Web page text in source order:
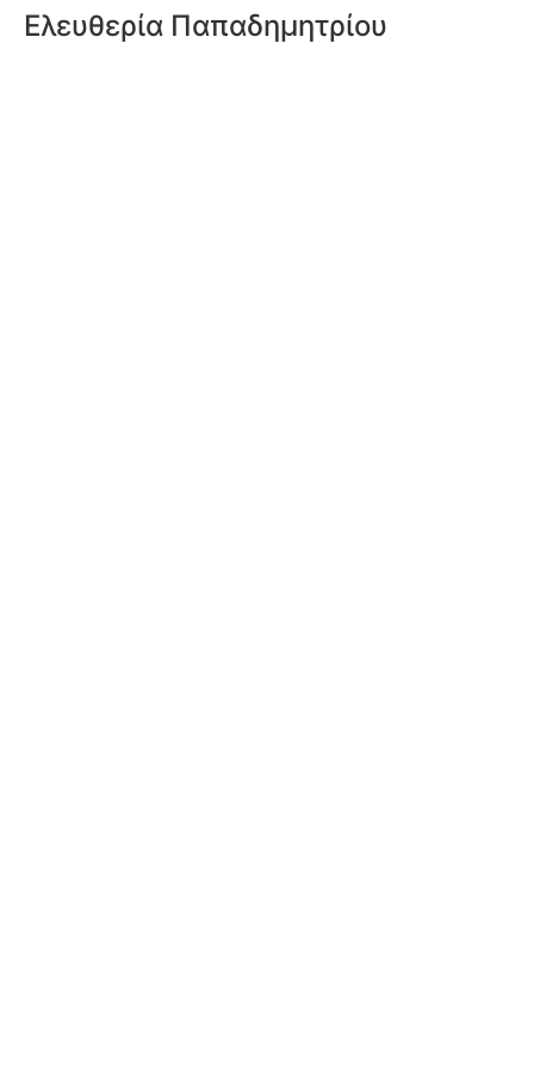
Ελευθερία Παπαδημητρίου